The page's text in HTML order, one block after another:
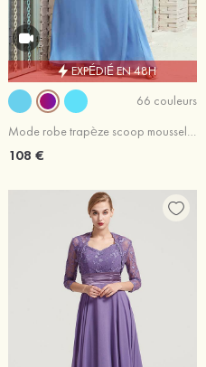
EXPÉDIÉ EN 48H
66 couleurs
Mode robe trapèze scoop mousseline longueur ras du sol robe de mère de la mariée
108 €